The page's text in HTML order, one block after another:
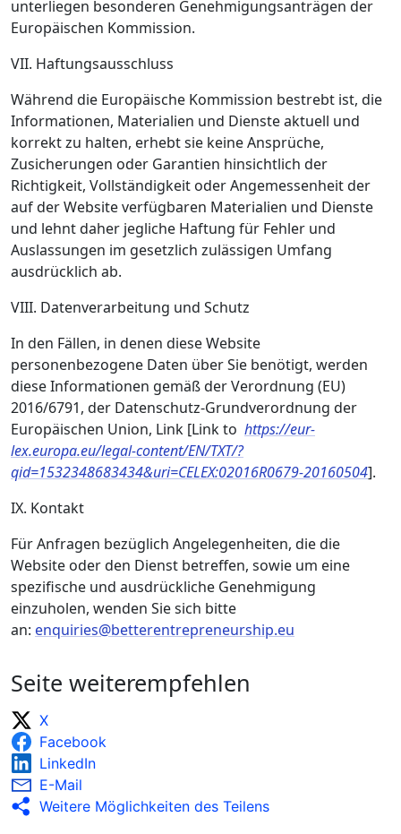
unterliegen besonderen Genehmigungsanträgen der
Europäischen Kommission.
VII. Haftungsausschluss
Während die Europäische Kommission bestrebt ist, die
Informationen, Materialien und Dienste aktuell und
korrekt zu halten, erhebt sie keine Ansprüche,
Zusicherungen oder Garantien hinsichtlich der
Richtigkeit, Vollständigkeit oder Angemessenheit der
auf der Website verfügbaren Materialien und Dienste
und lehnt daher jegliche Haftung für Fehler und
Auslassungen im gesetzlich zulässigen Umfang
ausdrücklich ab.
VIII. Datenverarbeitung und Schutz
In den Fällen, in denen diese Website
personenbezogene Daten über Sie benötigt, werden
diese Informationen gemäß der Verordnung (EU)
2016/6791, der Datenschutz-Grundverordnung der
Europäischen Union, Link [Link to https://eur-
lex.europa.eu/legal-content/EN/TXT/?
qid=1532348683434&uri=CELEX:02016R0679-20160504].
IX. Kontakt
Für Anfragen bezüglich Angelegenheiten, die die
Website oder den Dienst betreffen, sowie um eine
spezifische und ausdrückliche Genehmigung
einzuholen, wenden Sie sich bitte
an: enquiries@betterentrepreneurship.eu
Seite weiterempfehlen
X
Facebook
LinkedIn
E-Mail
Weitere Möglichkeiten des Teilens